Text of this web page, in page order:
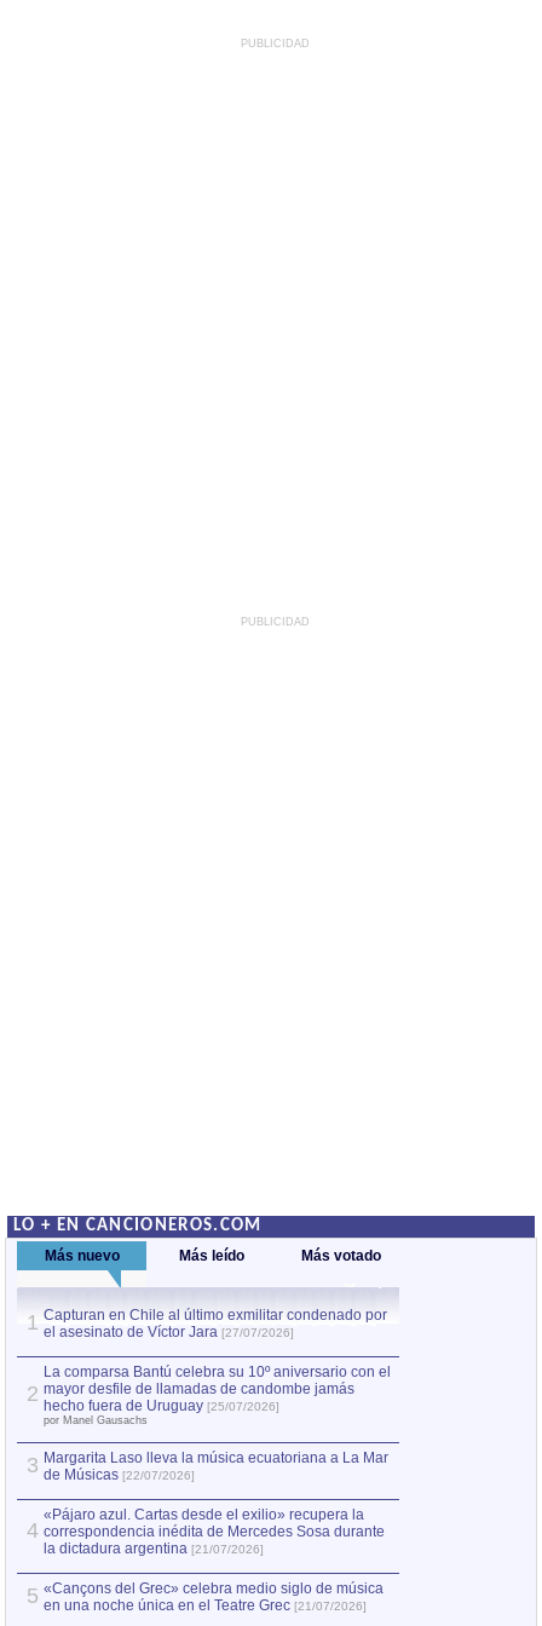
PUBLICIDAD
PUBLICIDAD
LO + EN CANCIONEROS.COM
Más nuevo Más leído Más votado
1 Capturan en Chile al último exmilitar condenado por
el asesinato de Víctor Jara [27/07/2026]
2
La comparsa Bantú celebra su 10º aniversario con el
mayor desfile de llamadas de candombe jamás
hecho fuera de Uruguay [25/07/2026]
por Manel Gausachs
3 Margarita Laso lleva la música ecuatoriana a La Mar
de Músicas [22/07/2026]
4
«Pájaro azul. Cartas desde el exilio» recupera la
correspondencia inédita de Mercedes Sosa durante
la dictadura argentina [21/07/2026]
5 «Cançons del Grec» celebra medio siglo de música
en una noche única en el Teatre Grec [21/07/2026]